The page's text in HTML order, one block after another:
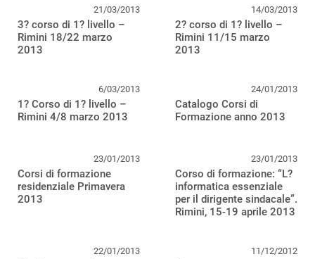
21/03/2013
3? corso di 1? livello –
Rimini 18/22 marzo
2013
14/03/2013
2? corso di 1? livello –
Rimini 11/15 marzo
2013
6/03/2013
1? Corso di 1? livello –
Rimini 4/8 marzo 2013
24/01/2013
Catalogo Corsi di
Formazione anno 2013
23/01/2013
Corsi di formazione
residenziale Primavera
2013
23/01/2013
Corso di formazione: “L?
informatica essenziale
per il dirigente sindacale”.
Rimini, 15-19 aprile 2013
22/01/2013 11/12/2012